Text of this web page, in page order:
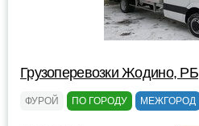
Грузоперевозки Жодино, РБ
ФУРОЙ ПО ГОРОДУ МЕЖГОРОД